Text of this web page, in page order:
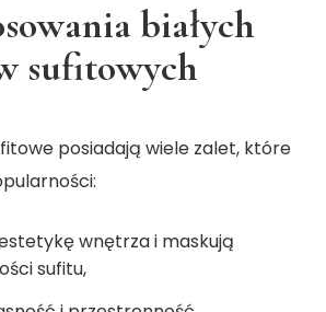
białych
sufitowych
posiadają wiele zalet, które
wnętrza i maskują
sufitu,